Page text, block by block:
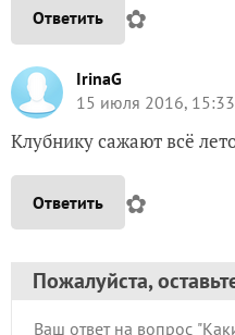
Ответить ✿
IrinaG
15 июля 2016, 15:33
Клубнику сажают всё
Ответить ✿
Пожалуйста,